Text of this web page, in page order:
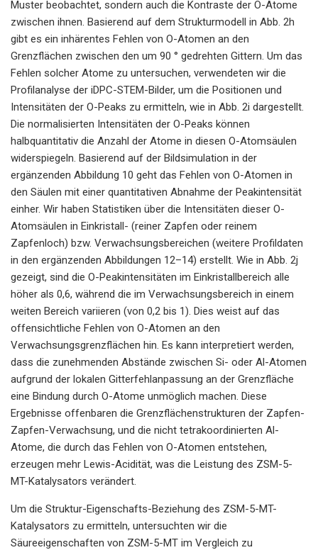
Muster beobachtet, sondern auch die Kontraste der O-Atome
zwischen ihnen. Basierend auf dem Strukturmodell in Abb. 2h
gibt es ein inhärentes Fehlen von O-Atomen an den
Grenzflächen zwischen den um 90 ° gedrehten Gittern. Um das
Fehlen solcher Atome zu untersuchen, verwendeten wir die
Profilanalyse der iDPC-STEM-Bilder, um die Positionen und
Intensitäten der O-Peaks zu ermitteln, wie in Abb. 2i dargestellt.
Die normalisierten Intensitäten der O-Peaks können
halbquantitativ die Anzahl der Atome in diesen O-Atomsäulen
widerspiegeln. Basierend auf der Bildsimulation in der
ergänzenden Abbildung 10 geht das Fehlen von O-Atomen in
den Säulen mit einer quantitativen Abnahme der Peakintensität
einher. Wir haben Statistiken über die Intensitäten dieser O-
Atomsäulen in Einkristall- (reiner Zapfen oder reinem
Zapfenloch) bzw. Verwachsungsbereichen (weitere Profildaten
in den ergänzenden Abbildungen 12–14) erstellt. Wie in Abb. 2j
gezeigt, sind die O-Peakintensitäten im Einkristallbereich alle
höher als 0,6, während die im Verwachsungsbereich in einem
weiten Bereich variieren (von 0,2 bis 1). Dies weist auf das
offensichtliche Fehlen von O-Atomen an den
Verwachsungsgrenzflächen hin. Es kann interpretiert werden,
dass die zunehmenden Abstände zwischen Si- oder Al-Atomen
aufgrund der lokalen Gitterfehlanpassung an der Grenzfläche
eine Bindung durch O-Atome unmöglich machen. Diese
Ergebnisse offenbaren die Grenzflächenstrukturen der Zapfen-
Zapfen-Verwachsung, und die nicht tetrakoordinierten Al-
Atome, die durch das Fehlen von O-Atomen entstehen,
erzeugen mehr Lewis-Acidität, was die Leistung des ZSM-5-
MT-Katalysators verändert.
Um die Struktur-Eigenschafts-Beziehung des ZSM-5-MT-
Katalysators zu ermitteln, untersuchten wir die
Säureeigenschaften von ZSM-5-MT im Vergleich zu